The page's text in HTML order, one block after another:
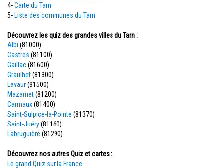
4-Carte du Tarn
5- Liste des communes du Tarn
Découvrez les quiz des grandes villes du Tarn :
Albi (81000)
Castres (81100)
Gaillac(81600)
Graulhet(81300)
Lavaur(81500)
Mazamet(81200)
Carmaux(81400)
Saint-Sulpice-la-Pointe (81370)
Saint-Juéry(81160)
Labruguière (81290)
Découvrez nos autres Quiz et cartes :
Le grand Quiz sur la France